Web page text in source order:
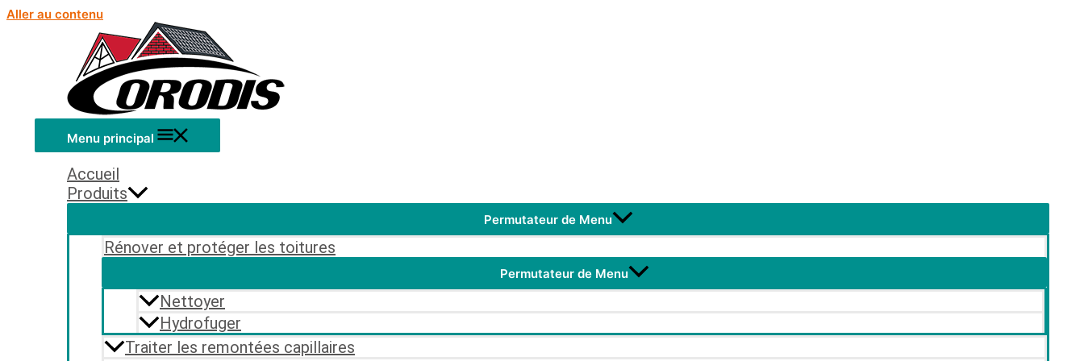
Aller au contenu
Menu principal
Accueil
Produits
Permutateur de Menu
Rénover et protéger les toitures
Permutateur de Menu
Nettoyer
Hydrofuger
Traiter les remontées capillaires